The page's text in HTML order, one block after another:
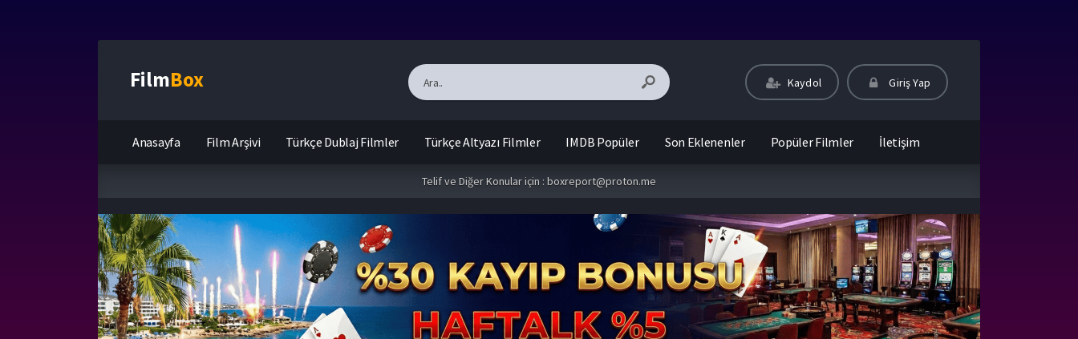
FilmBox Kaydol Giriş Yap
Anasayfa Film Arşivi Türkçe Dublaj Filmler Türkçe Altyazı Filmler IMDB Popüler Son Eklenenler Popüler Filmler İletişim
Telif ve Diğer Konular için : boxreport@proton.me